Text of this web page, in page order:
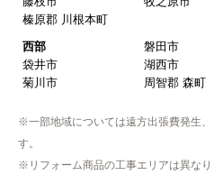
三重県
北勢 いなべ市
四日市市
鈴鹿市
三重郡 川越町
三重郡 菰野町
桑名郡 木曽岬町
員弁郡 東員町
中勢
津市
伊賀